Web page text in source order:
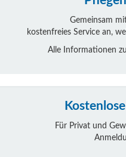
Gemeinsam
kostenfreies Service an,
Alle Informationen
Für Privat und